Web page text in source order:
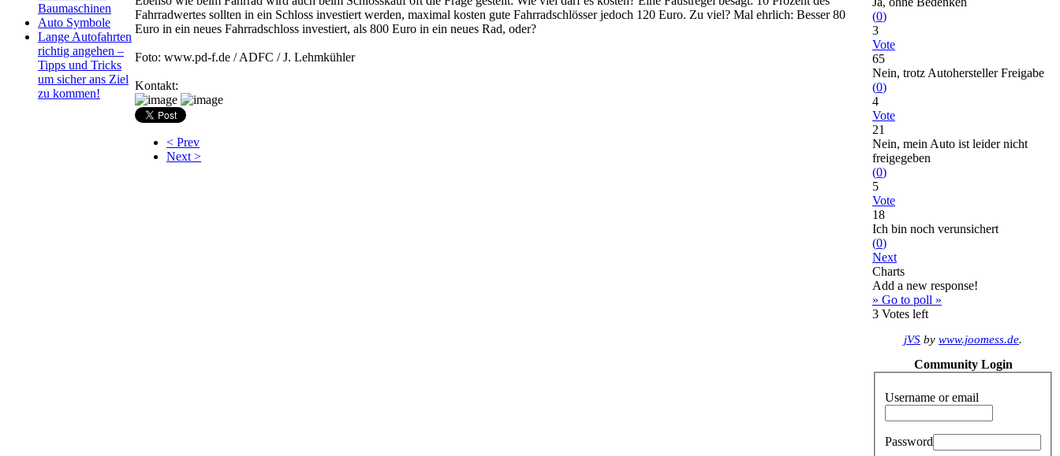
Baumaschinen
Auto Symbole
Lange Autofahrten
richtig angehen –
Tipps und Tricks
um sicher ans Ziel
zu kommen!
Fahrradwertes sollten in ein Schloss investiert werden, maximal kosten gute Fahrradschlösser jedoch 120 Euro. Zu viel? Mal ehrlich: Besser 80
Euro in ein neues Fahrradschloss investiert, als 800 Euro in ein neues Rad, oder?
Foto: www.pd-f.de / ADFC / J. Lehmkühler
Kontakt:
< Prev
Next >
(0)
3
Vote
65
Nein, trotz Autohersteller Freigabe
(0)
4
Vote
21
Nein, mein Auto ist leider nicht
freigegeben
(0)
5
Vote
18
Ich bin noch verunsichert
(0)
Next
Charts
Add a new response!
» Go to poll »
3 Votes left
jVS by www.joomess.de.
Community Login
Username or email
Password